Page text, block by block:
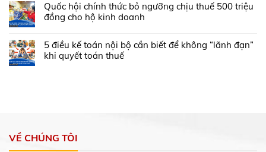
Quốc hội chính thức bỏ ngưỡng chịu thuế 500 triệu
đồng cho hộ kinh doanh
5 điều kế toán nội bộ cần biết để không “lãnh đạn”
khi quyết toán thuế
VỀ CHÚNG TÔI